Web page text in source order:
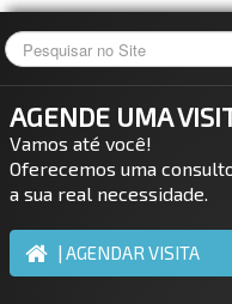
AGENDE UMA
Vamos até você!
Oferecemos uma
a sua real necessidade.
| AGENDAR VISITA